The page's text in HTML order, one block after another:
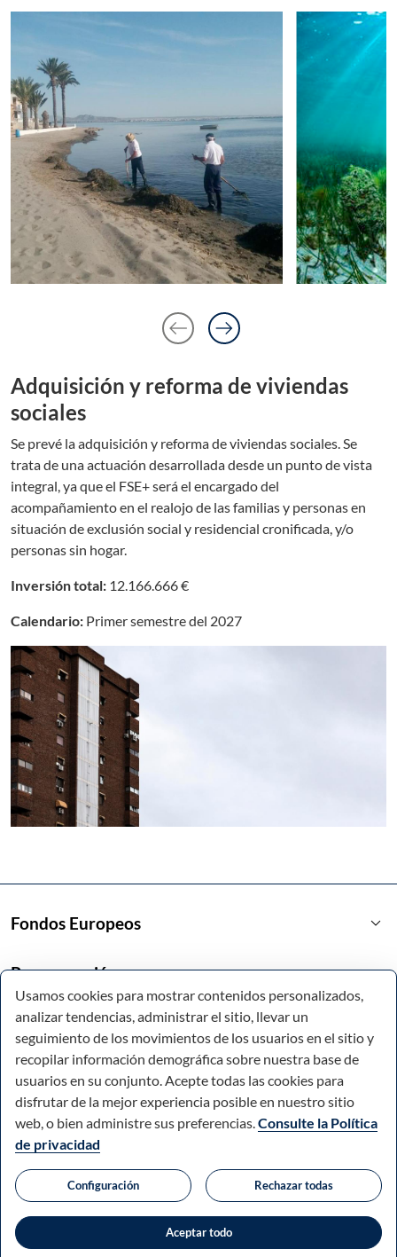
Anterior
arrow_left_alt
Siguiente
arrow_right_alt
Adquisición y reforma de viviendas
sociales
Se prevé la adquisición y reforma de viviendas sociales. Se
trata de una actuación desarrollada desde un punto de vista
integral, ya que el FSE+ será el encargado del
acompañamiento en el realojo de las familias y personas en
situación de exclusión social y residencial cronificada, y/o
personas sin hogar.
Inversión total: 12.166.666 €
Calendario: Primer semestre del 2027
Fondos Europeos keyboard_arrow_down
Programación keyboard_arrow_down
Enlaces de interés
© Todos los derechos reservados.
Comunidad Autónoma de la Región de Murcia.
Protección de datos
Usamos cookies para mostrar contenidos personalizados,
analizar tendencias, administrar el sitio, llevar un
seguimiento de los movimientos de los usuarios en el sitio y
recopilar información demográfica sobre nuestra base de
usuarios en su conjunto. Acepte todas las cookies para
disfrutar de la mejor experiencia posible en nuestro sitio
web, o bien administre sus preferencias.Consulte la Política
de privacidad
Configuración
Aceptar todo
Rechazar todas